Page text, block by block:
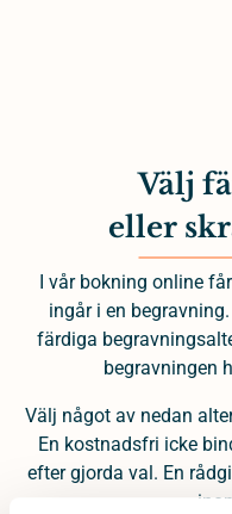
Välj
eller
I vår bokning online
ingår i en
färdiga
begravningen
Välj något av nedan
En kostnadsfri icke
efter gjorda val. En